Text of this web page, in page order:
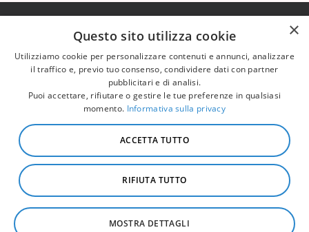
HOME CORSI BLOG & YT СOMMUNITY
LA MIA STORIA
Informazioni sui corsi
Cashback 50€
© 2026 Nails Secrets Academy
Corso pedicure
Corso ricostruzione
Corso manicure
Trova la tua nail master
carte di credito,
prepagate, Stripe e
Klarna
Diritto di recesso
Informativa sulla privacy
×
Questo sito utilizza cookie
Utilizziamo cookie per personalizzare contenuti e annunci, analizzare
il traffico e, previo tuo consenso, condividere dati con partner
pubblicitari e di analisi.
Puoi accettare, rifiutare o gestire le tue preferenze in qualsiasi
momento. Informativa sulla privacy
ACCETTA TUTTO
RIFIUTA TUTTO
MOSTRA DETTAGLI